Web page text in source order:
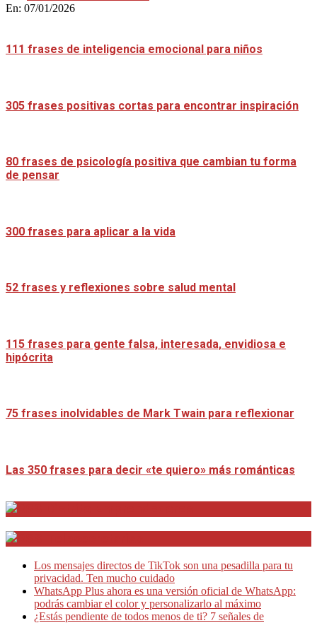
En: 07/01/2026
111 frases de inteligencia emocional para niños
305 frases positivas cortas para encontrar inspiración
80 frases de psicología positiva que cambian tu forma
de pensar
300 frases para aplicar a la vida
52 frases y reflexiones sobre salud mental
115 frases para gente falsa, interesada, envidiosa e
hipócrita
75 frases inolvidables de Mark Twain para reflexionar
Las 350 frases para decir «te quiero» más románticas
Los mensajes directos de TikTok son una pesadilla para tu
privacidad. Ten mucho cuidado
WhatsApp Plus ahora es una versión oficial de WhatsApp:
podrás cambiar el color y personalizarlo al máximo
¿Estás pendiente de todos menos de ti? 7 señales de